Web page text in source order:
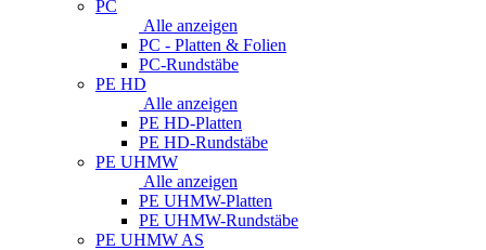
PC
Alle anzeigen
PC - Platten & Folien
PC-Rundstäbe
PE HD
Alle anzeigen
PE HD-Platten
PE HD-Rundstäbe
PE UHMW
Alle anzeigen
PE UHMW-Platten
PE UHMW-Rundstäbe
PE UHMW AS